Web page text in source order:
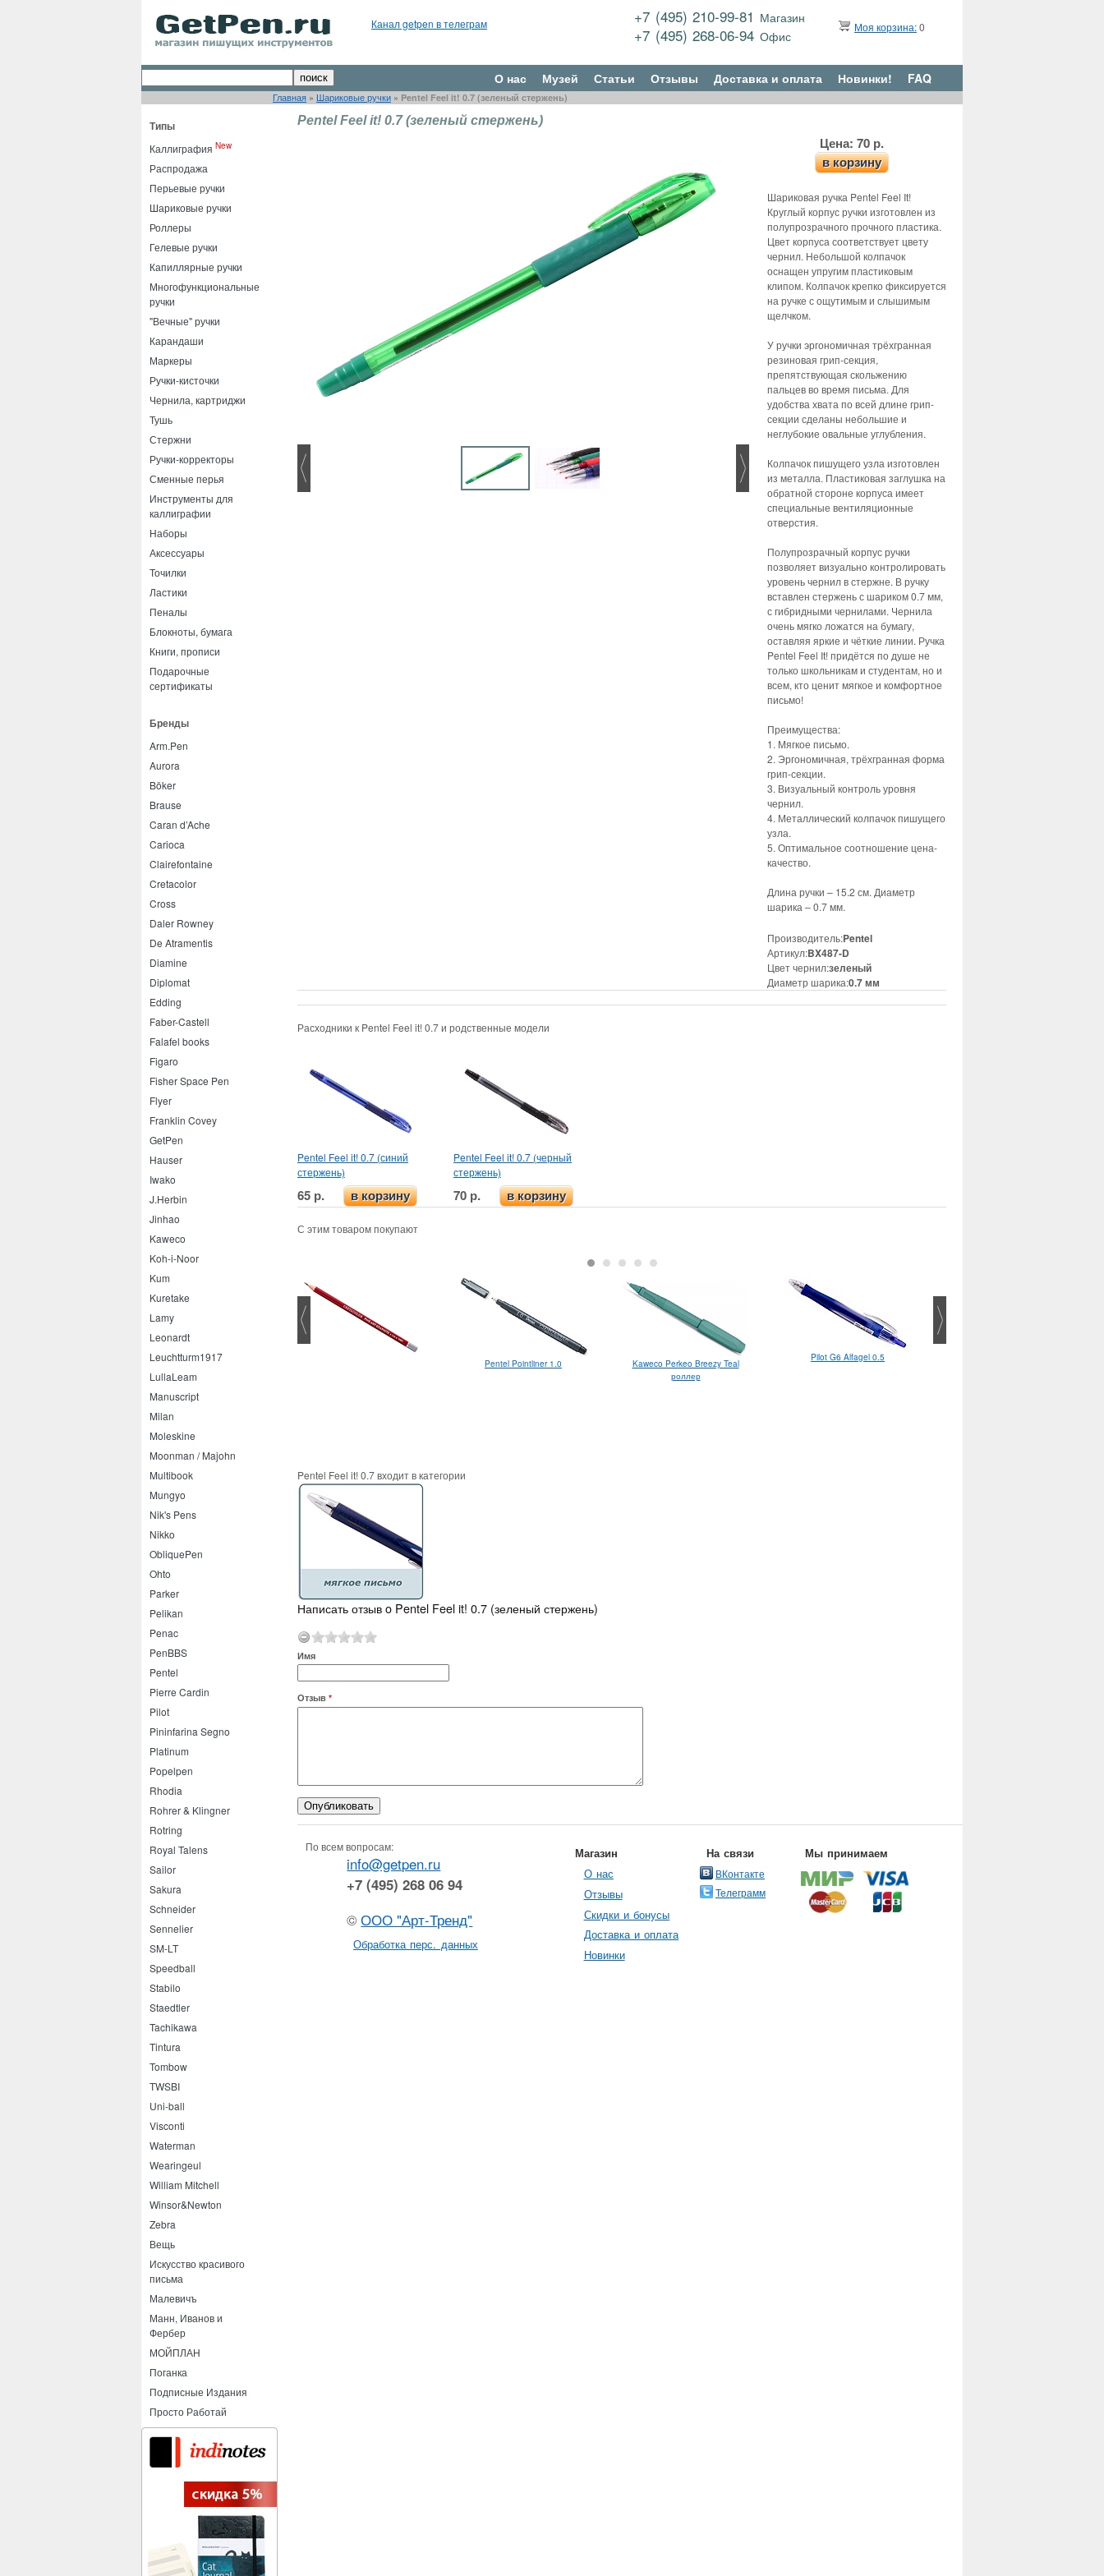
Канал getpen в телеграм +7 (495) 210-99-81 Магазин
+7 (495) 268-06-94Офис
Моя корзина:0
О нас Музей Статьи Отзывы Доставка и оплата Новинки! FAQ
Главная » Шариковые ручки » Pentel Feel it! 0.7 (зеленый стержень)
Типы
Каллиграфия New
Распродажа
Перьевые ручки
Шариковые ручки
Роллеры
Гелевые ручки
Капиллярные ручки
Многофункциональные
ручки
"Вечные" ручки
Карандаши
Маркеры
Ручки-кисточки
Чернила, картриджи
Тушь
Стержни
Ручки-корректоры
Сменные перья
Инструменты для
каллиграфии
Наборы
Аксессуары
Точилки
Ластики
Пеналы
Блокноты, бумага
Книги, прописи
Подарочные
сертификаты
Бренды
Arm.Pen
Aurora
Böker
Brause
Caran d’Ache
Carioca
Clairefontaine
Cretacolor
Cross
Daler Rowney
De Atramentis
Diamine
Diplomat
Edding
Faber-Castell
Falafel books
Figaro
Fisher Space Pen
Flyer
Franklin Covey
GetPen
Hauser
Iwako
J.Herbin
Jinhao
Kaweco
Koh-i-Noor
Kum
Kuretake
Lamy
Leonardt
Leuchtturm1917
LullaLeam
Manuscript
Milan
Moleskine
Moonman / Majohn
Multibook
Mungyo
Nik's Pens
Nikko
ObliquePen
Ohto
Parker
Pelikan
Penac
PenBBS
Pentel
Pierre Cardin
Pilot
Pininfarina Segno
Platinum
Popelpen
Rhodia
Rohrer & Klingner
Rotring
Royal Talens
Sailor
Sakura
Schneider
Sennelier
SM-LT
Speedball
Stabilo
Staedtler
Tachikawa
Tintura
Tombow
TWSBI
Uni-ball
Visconti
Waterman
Wearingeul
William Mitchell
Winsor&Newton
Zebra
Вещь
Искусство красивого
письма
Малевичъ
Манн, Иванов и
Фербер
МОЙПЛАН
Поганка
Подписные Издания
Просто Работай
Pentel Feel it! 0.7 (зеленый стержень)
Цена: 70 р.
в корзину
Шариковая ручка Pentel Feel It!
Круглый корпус ручки изготовлен из
полупрозрачного прочного пластика.
Цвет корпуса соответствует цвету
чернил. Небольшой колпачок
оснащен упругим пластиковым
клипом. Колпачок крепко фиксируется
на ручке с ощутимым и слышимым
щелчком.
У ручки эргономичная трёхгранная
резиновая грип-секция,
препятствующая скольжению
пальцев во время письма. Для
удобства хвата по всей длине грип-
секции сделаны небольшие и
неглубокие овальные углубления.
Колпачок пишущего узла изготовлен
из металла. Пластиковая заглушка на
обратной стороне корпуса имеет
специальные вентиляционные
отверстия.
Полупрозрачный корпус ручки
позволяет визуально контролировать
уровень чернил в стержне. В ручку
вставлен стержень с шариком 0.7 мм,
с гибридными чернилами. Чернила
очень мягко ложатся на бумагу,
оставляя яркие и чёткие линии. Ручка
Pentel Feel It! придётся по душе не
только школьникам и студентам, но и
всем, кто ценит мягкое и комфортное
письмо!
Преимущества:
1. Мягкое письмо.
2. Эргономичная, трёхгранная форма
грип-секции.
3. Визуальный контроль уровня
чернил.
4. Металлический колпачок пишущего
узла.
5. Оптимальное соотношение цена-
качество.
Длина ручки – 15.2 см. Диаметр
шарика – 0.7 мм.
Производитель:Pentel
Артикул:BX487-D
Цвет чернил:зеленый
Диаметр шарика:0.7 мм
Расходники к Pentel Feel it! 0.7 и родственные модели
Pentel Feel it! 0.7 (синий
стержень)
65 р. в корзину
Pentel Feel it! 0.7 (черный
стержень)
70 р. в корзину
С этим товаром покупают
Lamy Safari шариковая Pentel Pointliner 1.0
Kaweco Perkeo Breezy Teal
роллер
Pilot G6 Alfagel 0.5
Pentel Feel it! 0.7 входит в категории
Написать отзыв o Pentel Feel it! 0.7 (зеленый стержень)
Имя
Отзыв *
По всем вопросам:
info@getpen.ru
+7 (495) 268 06 94
©ООО "Арт-Тренд"
Обработка перс. данных
Магазин
О нас
Отзывы
Скидки и бонусы
Доставка и оплата
Новинки
На связи
ВКонтакте
Телеграмм
Мы принимаем